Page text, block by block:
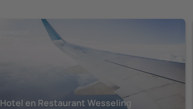
Hotel en Restaurant Wesseling